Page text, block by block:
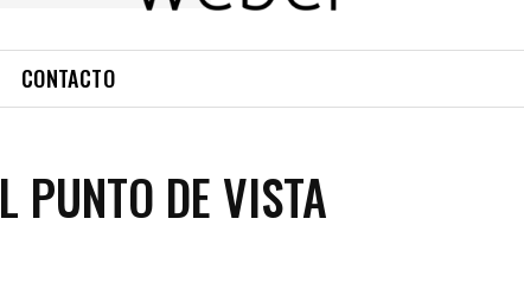
CONTACTO
PUNTO DE VISTA